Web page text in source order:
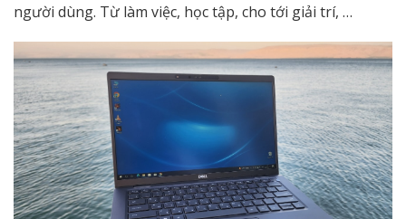
người dùng. Từ làm việc, học tập, cho tới giải trí, …